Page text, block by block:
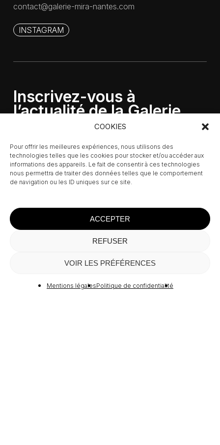
COOKIES
Pour offrir les meilleures expériences, nous utilisons des
technologies telles que les cookies pour stocker et/ou accéder aux
informations des appareils. Le fait de consentir à ces technologies
nous permettra de traiter des données telles que le comportement
de navigation ou les ID uniques sur ce site.
ACCEPTER
REFUSER
VOIR LES PRÉFÉRENCES
Mentions légalesPolitique de confidentialité
contact@galerie-mira-nantes.com
INSTAGRAM
Inscrivez-vous à
l’actualité de la Galerie